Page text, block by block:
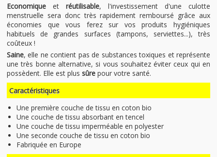
Economique et réutilisable, l'investissement d'une culotte
menstruelle sera donc très rapidement remboursé grâce aux
économies que vous ferez sur vos produits hygiéniques
habituels de grandes surfaces (tampons, serviettes...), très
coûteux !
Saine, elle ne contient pas de substances toxiques et représente
une très bonne alternative, si vous souhaitez éviter ceux qui en
possèdent. Elle est plus sûre pour votre santé.
Caractéristiques
Une première couche de tissu en coton bio
Une couche de tissu absorbant en tencel
Une couche de tissu imperméable en polyester
Une seconde couche de tissu en coton bio
Fabriquée en Europe